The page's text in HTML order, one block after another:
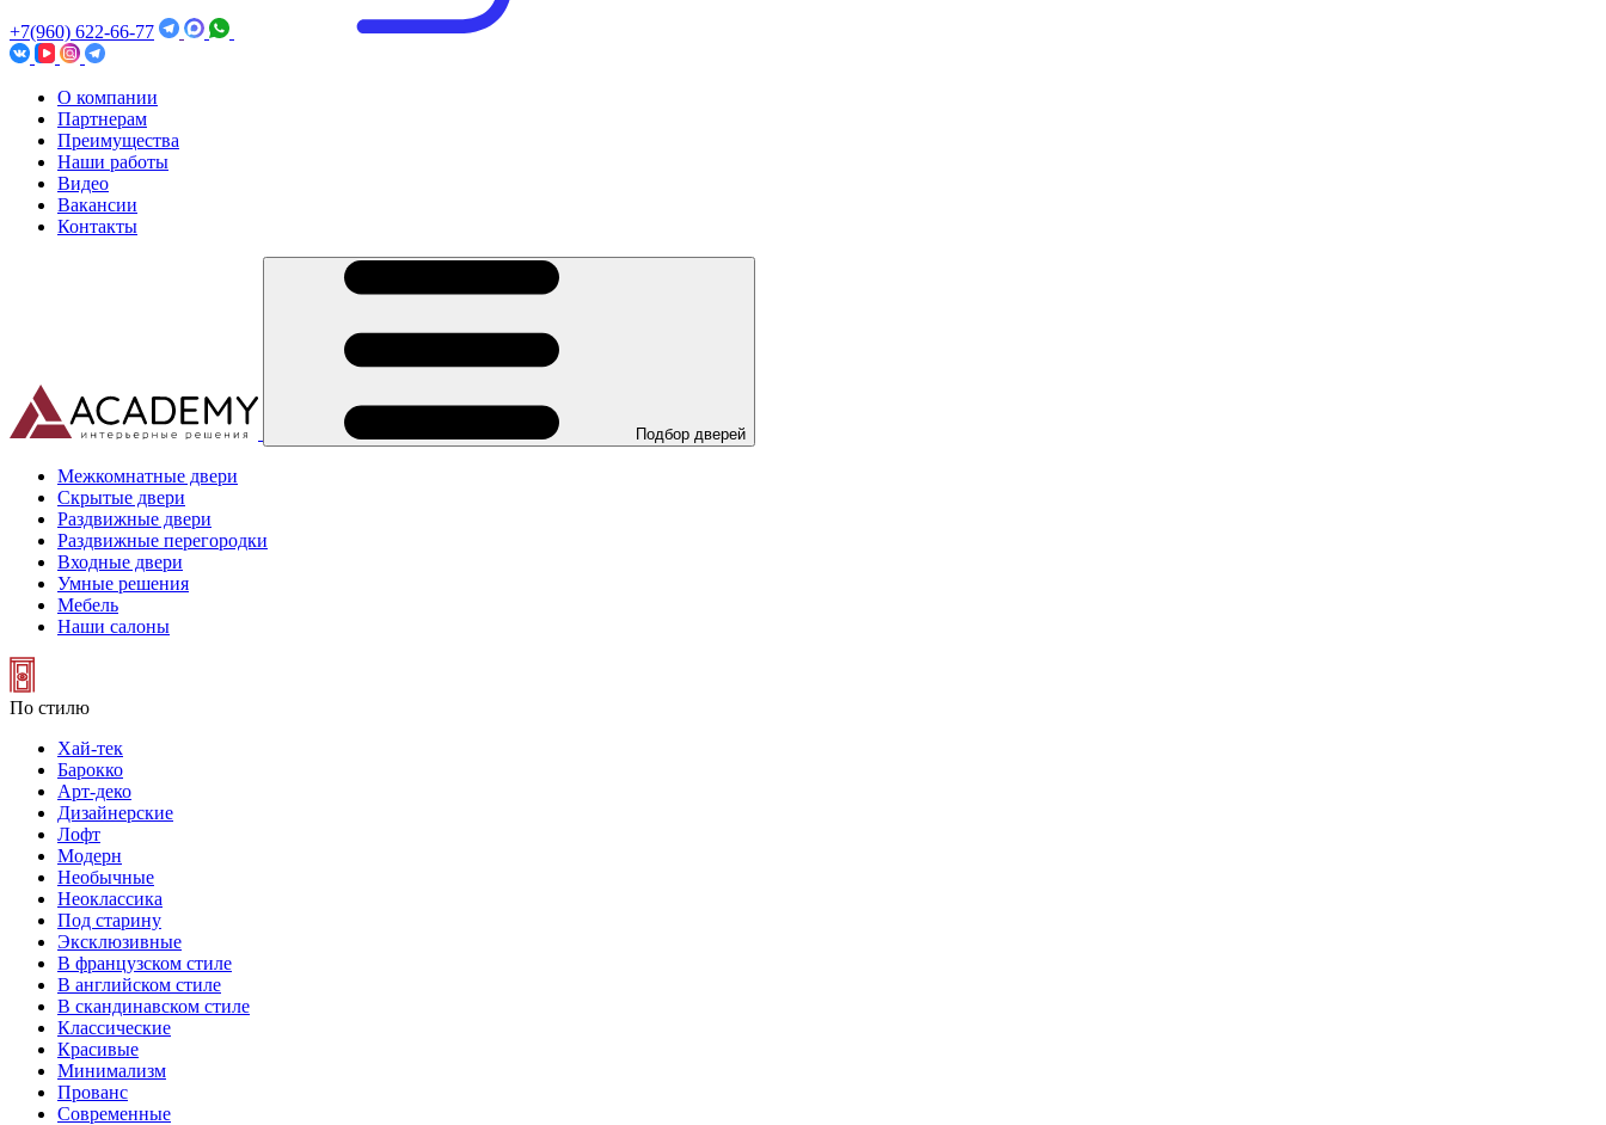
+7(960) 622-66-77
О компании
Партнерам
Преимущества
Наши работы
Видео
Вакансии
Контакты
Подбор дверей
Межкомнатные двери
Скрытые двери
Раздвижные двери
Раздвижные перегородки
Входные двери
Умные решения
Мебель
Наши салоны
По стилю
Хай-тек
Барокко
Арт-деко
Дизайнерские
Лофт
Модерн
Необычные
Неоклассика
Под старину
Эксклюзивные
В французском стиле
В английском стиле
В скандинавском стиле
Классические
Красивые
Минимализм
Прованс
Современные